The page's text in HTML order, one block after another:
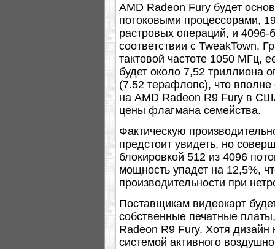
AMD Radeon Fury будет
потоковыми процессорами,
растровых операций, и
соответствии с TweakTown.
тактовой частоте 1050 МГц,
будет около 7,52 триллиона
(7.52 терафлопс), что
на AMD Radeon R9 Fury в
цены флагмана семейства.
Фактическую
предстоит увидеть, но
блокировкой 512 из 4096
мощность упадет на 12,5%,
производительности при
Поставщикам видеокарт
собственные печатные
Radeon R9 Fury. Хотя дизайн
системой активного